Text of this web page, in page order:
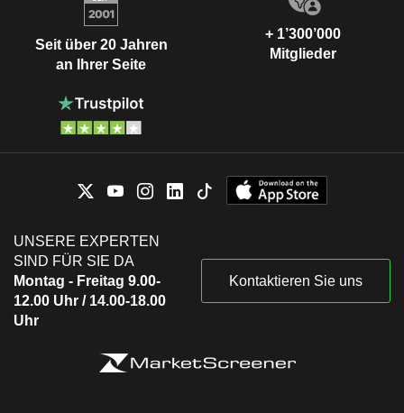
Seit über 20 Jahren
an Ihrer Seite
+ 1’300’000
Mitglieder
UNSERE EXPERTEN
SIND FÜR SIE DA
Montag - Freitag 9.00-
12.00 Uhr / 14.00-18.00
Uhr
Kontaktieren Sie uns